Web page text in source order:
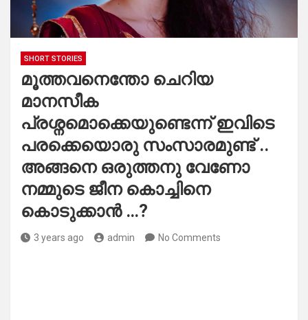
SHORT STORIES
മൂത്തവനെന്തോ ചെറിയ
മാനസീക
പ്രശ്നമൊക്കെയുണ്ടെന്ന് ഇവിടെ
പരക്കെയൊരു സംസാരമുണ്ട് ..
അങ്ങനെ ഒരുത്തനു വേണോ
നമ്മുടെ ജീന കൊച്ചിനെ
കൊടുക്കാൻ …?
3 years ago admin No Comments